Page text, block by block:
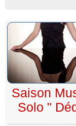
Saison
Solo "